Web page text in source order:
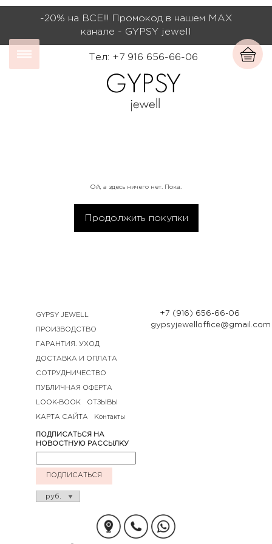
-20% на ВСЕ!!! Промокод в нашем МАХ
канале - GYPSY jewell
Тел: +7 916 656-66-06
Ой, а здесь ничего нет. Пока.
Продолжить покупки
GYPSY JEWELL
ПРОИЗВОДСТВО
ГАРАНТИЯ. УХОД
ДОСТАВКА И ОПЛАТА
СОТРУДНИЧЕСТВО
ПУБЛИЧНАЯ ОФЕРТА
LOOK-BOOK ОТЗЫВЫ
КАРТА САЙТА Контакты
+7 (916) 656-66-06
gypsyjewelloffice@gmail.com
ПОДПИСАТЬСЯ НА
НОВОСТНУЮ РАССЫЛКУ
ПОДПИСАТЬСЯ